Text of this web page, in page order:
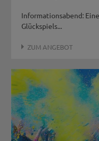
Informationsabend:
Glückspiels...
ZUM ANGEBOT